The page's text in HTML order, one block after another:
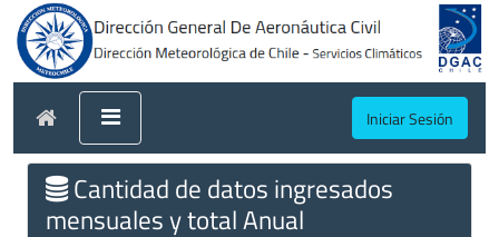
Iniciar Sesión
Cantidad de datos ingresados
mensuales y total Anual